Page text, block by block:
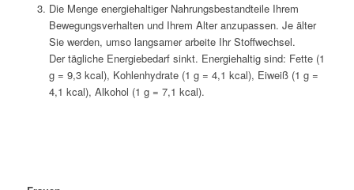
Die Menge energiehaltiger Nahrungsbestandteile Ihrem
Bewegungsverhalten und Ihrem Alter anzupassen. Je älter
Sie werden, umso langsamer arbeite Ihr Stoffwechsel.
Der tägliche Energiebedarf sinkt. Energiehaltig sind: Fette (1
g = 9,3 kcal), Kohlenhydrate (1 g = 4,1 kcal), Eiweiß (1 g =
4,1 kcal), Alkohol (1 g = 7,1 kcal).